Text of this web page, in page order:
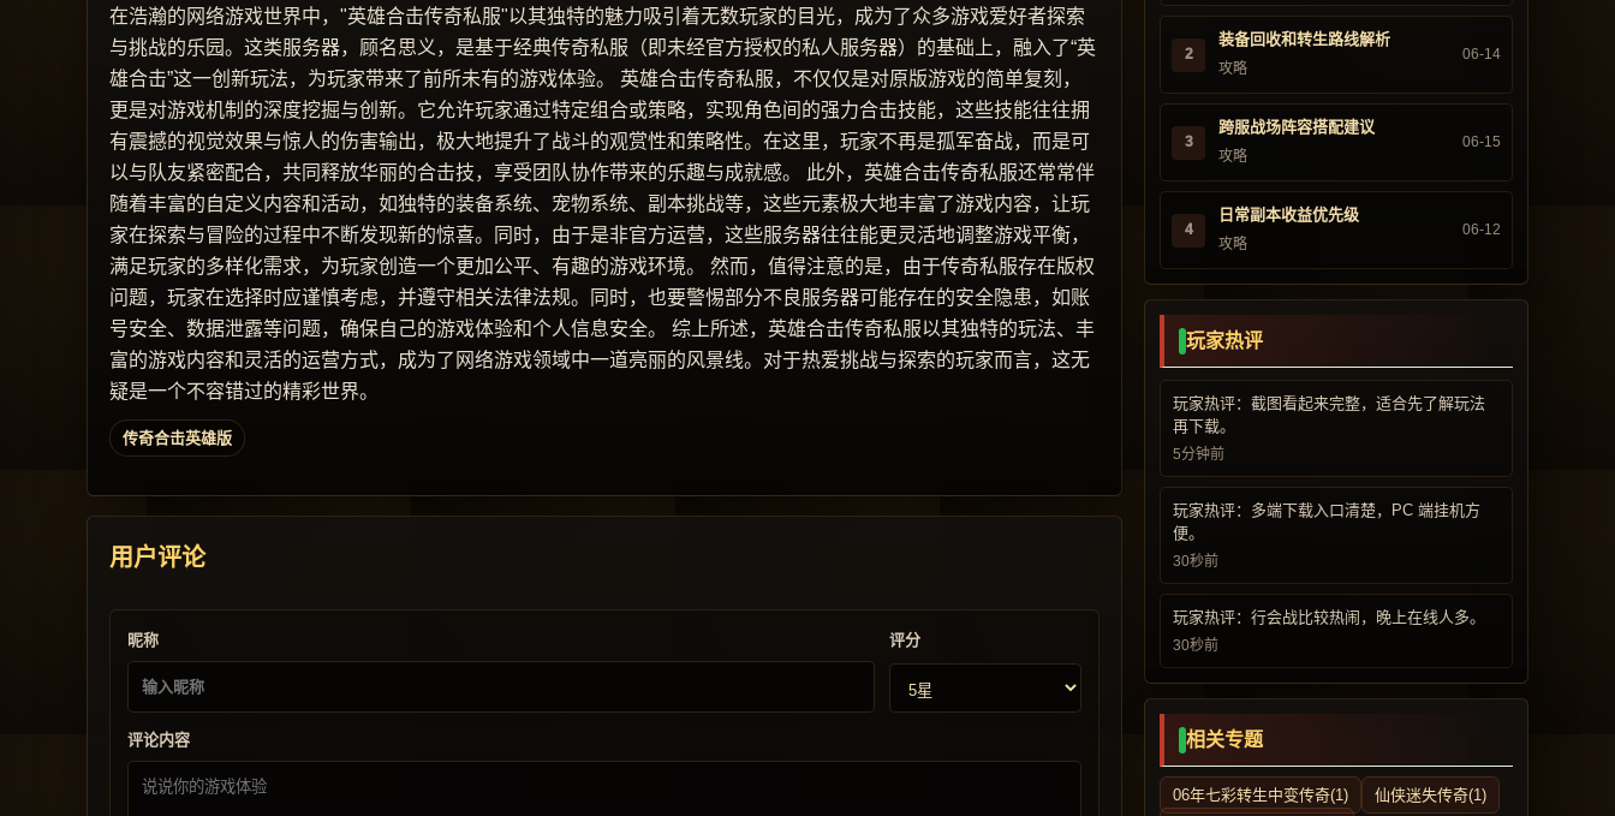
在浩瀚的网络游戏世界中，"英雄合击传奇私服"以其独特的魅力吸引着无数玩家的目光，成为了众多游戏爱好者探索
与挑战的乐园。这类服务器，顾名思义，是基于经典传奇私服（即未经官方授权的私人服务器）的基础上，融入了“英
雄合击”这一创新玩法，为玩家带来了前所未有的游戏体验。 英雄合击传奇私服，不仅仅是对原版游戏的简单复刻，
更是对游戏机制的深度挖掘与创新。它允许玩家通过特定组合或策略，实现角色间的强力合击技能，这些技能往往拥
有震撼的视觉效果与惊人的伤害输出，极大地提升了战斗的观赏性和策略性。在这里，玩家不再是孤军奋战，而是可
以与队友紧密配合，共同释放华丽的合击技，享受团队协作带来的乐趣与成就感。 此外，英雄合击传奇私服还常常伴
随着丰富的自定义内容和活动，如独特的装备系统、宠物系统、副本挑战等，这些元素极大地丰富了游戏内容，让玩
家在探索与冒险的过程中不断发现新的惊喜。同时，由于是非官方运营，这些服务器往往能更灵活地调整游戏平衡，
满足玩家的多样化需求，为玩家创造一个更加公平、有趣的游戏环境。 然而，值得注意的是，由于传奇私服存在版权
问题，玩家在选择时应谨慎考虑，并遵守相关法律法规。同时，也要警惕部分不良服务器可能存在的安全隐患，如账
号安全、数据泄露等问题，确保自己的游戏体验和个人信息安全。 综上所述，英雄合击传奇私服以其独特的玩法、丰
富的游戏内容和灵活的运营方式，成为了网络游戏领域中一道亮丽的风景线。对于热爱挑战与探索的玩家而言，这无
疑是一个不容错过的精彩世界。
传奇合击英雄版
用户评论
昵称 评分
评论内容
2
装备回收和转生路线解析
攻略
06-14
3
跨服战场阵容搭配建议
攻略
06-15
4
日常副本收益优先级
攻略
06-12
玩家热评
玩家热评：截图看起来完整，适合先了解玩法
再下载。
5分钟前
玩家热评：多端下载入口清楚，PC 端挂机方
便。
30秒前
玩家热评：行会战比较热闹，晚上在线人多。
30秒前
相关专题
06年七彩转生中变传奇(1)
仙侠迷失传奇(1)